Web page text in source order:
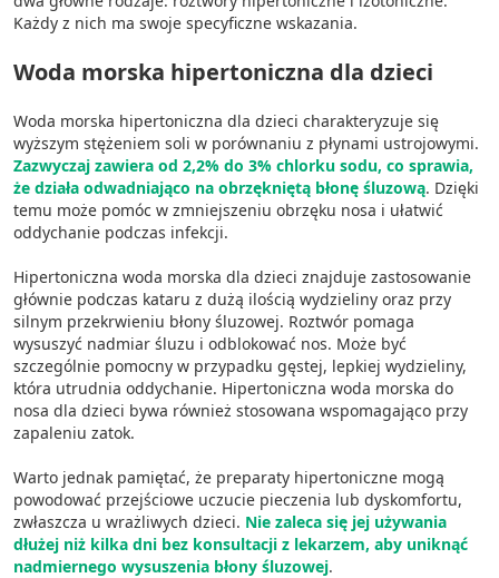
Każdy z nich ma swoje specyficzne wskazania.
Woda morska hipertoniczna dla dzieci
Woda morska hipertoniczna dla dzieci charakteryzuje się
wyższym stężeniem soli w porównaniu z płynami ustrojowymi.
Zazwyczaj zawiera od 2,2% do 3% chlorku sodu, co sprawia,
że działa odwadniająco na obrzękniętą błonę śluzową. Dzięki
temu może pomóc w zmniejszeniu obrzęku nosa i ułatwić
oddychanie podczas infekcji.
Hipertoniczna woda morska dla dzieci znajduje zastosowanie
głównie podczas kataru z dużą ilością wydzieliny oraz przy
silnym przekrwieniu błony śluzowej. Roztwór pomaga
wysuszyć nadmiar śluzu i odblokować nos. Może być
szczególnie pomocny w przypadku gęstej, lepkiej wydzieliny,
która utrudnia oddychanie. Hipertoniczna woda morska do
nosa dla dzieci bywa również stosowana wspomagająco przy
zapaleniu zatok.
Warto jednak pamiętać, że preparaty hipertoniczne mogą
powodować przejściowe uczucie pieczenia lub dyskomfortu,
zwłaszcza u wrażliwych dzieci. Nie zaleca się jej używania
dłużej niż kilka dni bez konsultacji z lekarzem, aby uniknąć
nadmiernego wysuszenia błony śluzowej.